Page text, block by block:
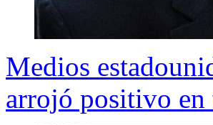
Medios
arrojó positivo en